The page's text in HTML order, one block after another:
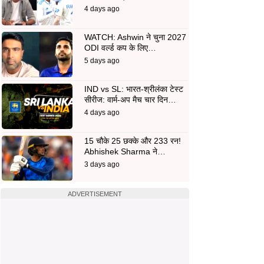
4 days ago
WATCH: Ashwin ने चुना 2027
ODI वर्ल्ड कप के लिए…
5 days ago
IND vs SL: भारत-श्रीलंका टेस्ट
सीरीज: वार्म-अप मैच चार दिन…
4 days ago
15 चौके 25 छक्के और 233 रन!
Abhishek Sharma ने…
3 days ago
ADVERTISEMENT